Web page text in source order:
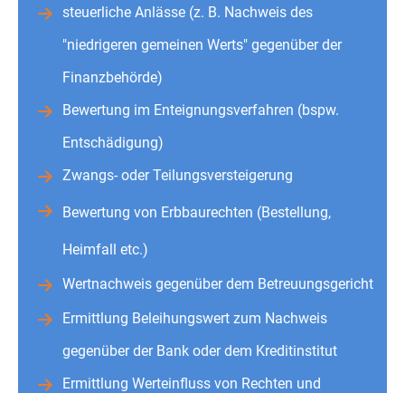
steuerliche Anlässe (z. B. Nachweis des
"niedrigeren gemeinen Werts" gegenüber der
Finanzbehörde)
Bewertung im Enteignungsverfahren (bspw.
Entschädigung)
Zwangs- oder Teilungsversteigerung
Bewertung von Erbbaurechten (Bestellung,
Heimfall etc.)
Wertnachweis gegenüber dem Betreuungsgericht
Ermittlung Beleihungswert zum Nachweis
gegenüber der Bank oder dem Kreditinstitut
Ermittlung Werteinfluss von Rechten und